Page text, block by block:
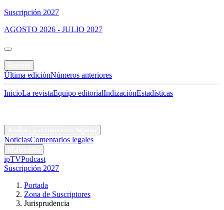
Suscripción 2027
AGOSTO 2026 - JULIO 2027
Última ediciónNúmeros anteriores
InicioLa revistaEquipo editorialIndizaciónEstadísticas
NoticiasComentarios legales
ipTVPodcast
Suscripción 2027
Portada
Zona de Suscriptores
Jurisprudencia